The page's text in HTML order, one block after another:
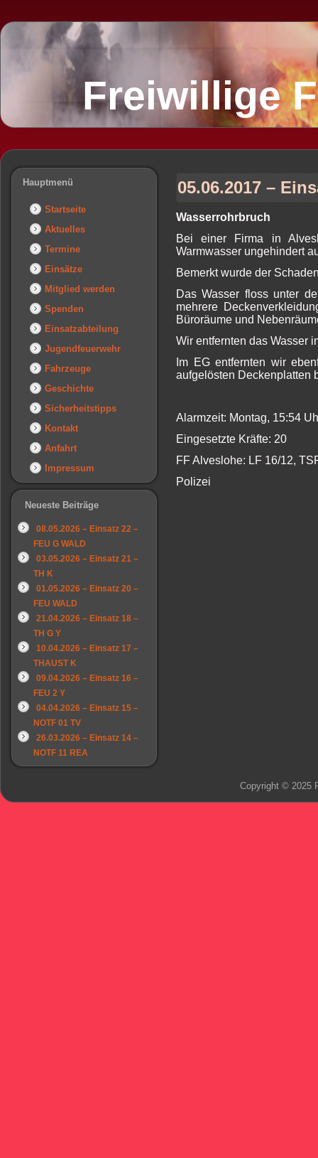
Freiwillige
Hauptmenü
Startseite
Aktuelles
Termine
Einsätze
Mitglied werden
Spenden
Einsatzabteilung
Jugendfeuerwehr
Fahrzeuge
Geschichte
Sicherheitstipps
Kontakt
Anfahrt
Impressum
Neueste Beiträge
08.05.2026 – Einsatz 22 –
FEU G WALD
03.05.2026 – Einsatz 21 –
TH K
01.05.2026 – Einsatz 20 –
FEU WALD
21.04.2026 – Einsatz 18 –
TH G Y
10.04.2026 – Einsatz 17 –
THAUST K
09.04.2026 – Einsatz 16 –
FEU 2 Y
04.04.2026 – Einsatz 15 –
NOTF 01 TV
26.03.2026 – Einsatz 14 –
NOTF 11 REA
05.06.2017 –
Wasserrohrbruch
Bei einer Firma in
Warmwasser ungehindert
Bemerkt wurde der
Das Wasser floss unter
mehrere
Büroräume und
Wir entfernten das Wasser
Im EG entfernten wir
aufgelösten Deckenplatten
Alarmzeit: Montag, 15:54
Eingesetzte Kräfte: 20
FF Alveslohe: LF 16/12,
Polizei
Copyright © 2025